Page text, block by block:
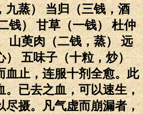
九蒸） 当归（三钱，酒
钱） 甘草（一钱） 杜仲
山萸肉（二钱，蒸） 远
） 五味子（十粒，炒）
血止，连服十剂全愈。此
。已去之血，可以速生，
尽摄。凡气虚而崩漏者，